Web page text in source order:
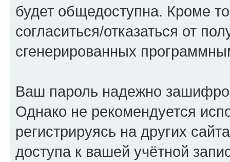
будет общедоступна. Кроме
согласиться/отказаться от
сгенерированных
Ваш пароль надежно
Однако не рекомендуется
регистрируясь на других
доступа к вашей учётной